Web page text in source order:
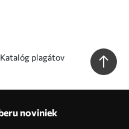
Katalóg plagátov
noviniek